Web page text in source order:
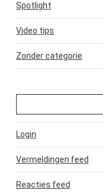
Spotlight
Video tips
Zonder categorie
Login
Vermeldingen feed
Reacties feed